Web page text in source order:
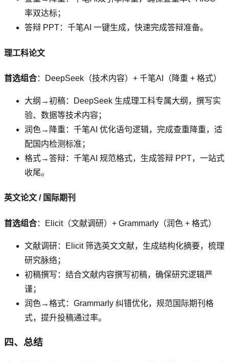
率双达标；
答辩 PPT：千笔AI 一键生成，快速完成答辩准备。
理工科论文
首选组合：DeepSeek（技术内容）+ 千笔AI（降重 + 格式）
大纲→初稿：DeepSeek 生成理工科专属大纲，撰写实
验、数据等技术内容；
润色→降重：千笔AI 优化语句逻辑，完成查重降重，适
配国内检测标准；
格式→答辩：千笔AI 规范格式，生成答辩 PPT，一站式
收尾。
英文论文 / 国际期刊
首选组合：Elicit（文献调研）+ Grammarly（润色 + 格式）
文献调研：Elicit 筛选英文文献，生成结构化摘要，梳理
研究脉络；
初稿撰写：结合文献内容撰写初稿，确保研究逻辑严
谨；
润色→格式：Grammarly 纠错优化，规范国际期刊格
式，提升投稿通过率。
四、总结